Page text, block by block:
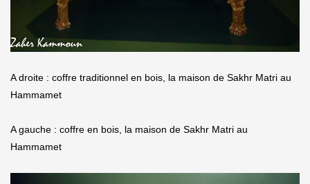
A droite : coffre traditionnel en bois, la maison de Sakhr Matri au
Hammamet
A gauche : coffre en bois, la maison de Sakhr Matri au
Hammamet